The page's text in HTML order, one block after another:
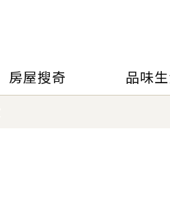
房屋搜奇 品味